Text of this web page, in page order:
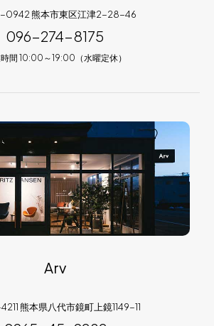
0942 熊本市東区江津2-28-46
096-274-8175
間 10:00～19:00（水曜定休）
Arv
熊本県八代市鏡町上鏡1149-11